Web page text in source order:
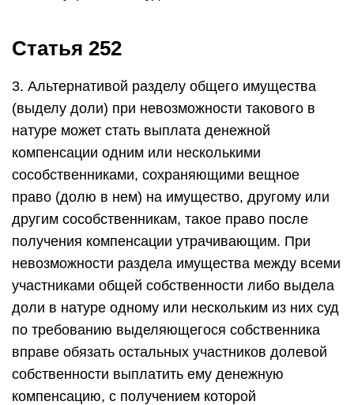
Статья 252
3. Альтернативой разделу общего имущества
(выделу доли) при невозможности такового в
натуре может стать выплата денежной
компенсации одним или несколькими
сособственниками, сохраняющими вещное
право (долю в нем) на имущество, другому или
другим сособственникам, такое право после
получения компенсации утрачивающим. При
невозможности раздела имущества между всеми
участниками общей собственности либо выдела
доли в натуре одному или нескольким из них суд
по требованию выделяющегося собственника
вправе обязать остальных участников долевой
собственности выплатить ему денежную
компенсацию, с получением которой